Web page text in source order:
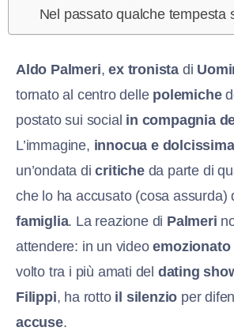
Nel passato qualche tempesta
Aldo Palmeri,ex tronista di
tornato al centro delle polemiche
postato sui social in compagnia
L’immagine, innocua e dolcissima
un’ondata dicritiche da parte di
che lo ha accusato (cosa assurda)
famiglia. La reazione di Palmeri
attendere: in un video
volto tra i più amati del dating
Filippi, ha rotto il silenzio per
accuse.